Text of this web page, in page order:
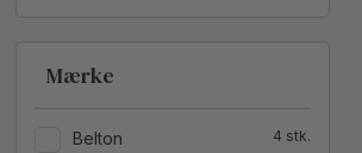
Mærke
Belton 4